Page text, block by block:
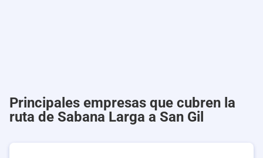
Principales empresas que cubren la
ruta de Sabana Larga a San Gil